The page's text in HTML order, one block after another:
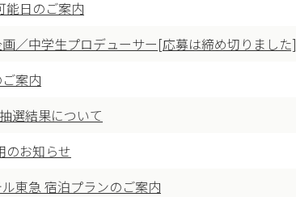
能日のご案内
／中学生プロデューサー[応募は締め切りました]
案内
選結果について
のお知らせ
東急 宿泊プランのご案内